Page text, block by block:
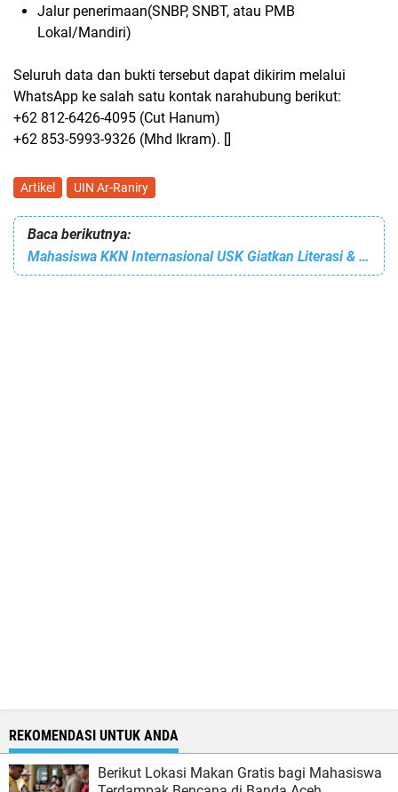
Jalur penerimaan(SNBP, SNBT, atau PMB
Lokal/Mandiri)
Seluruh data dan bukti tersebut dapat dikirim melalui
WhatsApp ke salah satu kontak narahubung berikut:
+62 812-6426-4095 (Cut Hanum)
+62 853-5993-9326 (Mhd Ikram). []
Artikel UIN Ar-Raniry
Baca berikutnya:
Mahasiswa KKN Internasional USK Giatkan Literasi & Budaya di Hulu Langat
REKOMENDASI UNTUK ANDA
Berikut Lokasi Makan Gratis bagi Mahasiswa